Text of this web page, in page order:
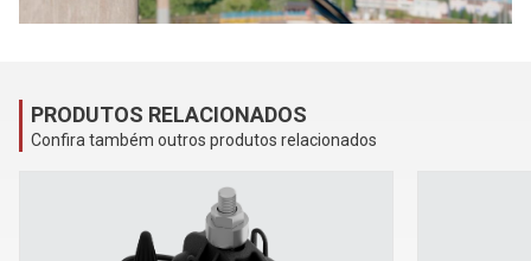
PRODUTOS RELACIONADOS
Confira também outros produtos relacionados